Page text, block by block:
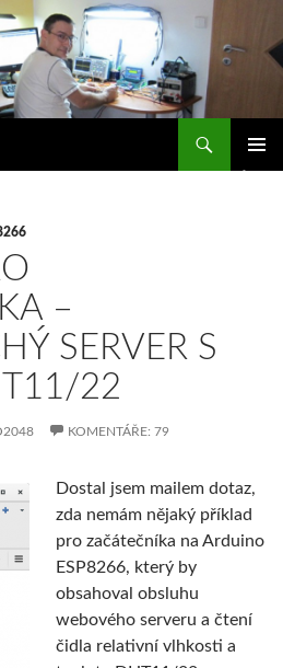
–
SERVER S
22
KOMENTÁŘE: 79
Dostal jsem mailem dotaz,
zda nemám nějaký příklad
pro začátečníka na Arduino
ESP8266, který by
obsahoval obsluhu
webového serveru a čtení
čidla relativní vlhkosti a